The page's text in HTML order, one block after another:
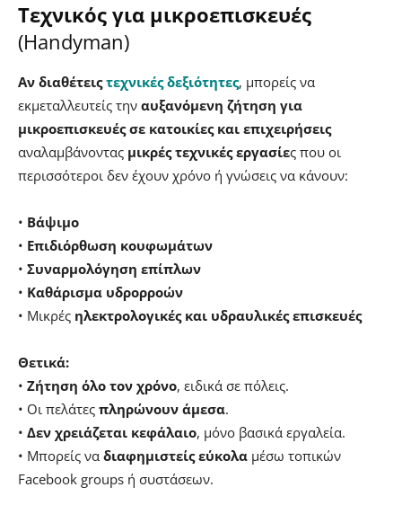
Τεχνικός για μικροεπισκευές
(Handyman)
Αν διαθέτειςτεχνικές δεξιότητες, μπορείς να
εκμεταλλευτείς την αυξανόμενη ζήτηση για
μικροεπισκευές σε κατοικίες και επιχειρήσεις
αναλαμβάνοντας μικρές τεχνικές εργασίες που οι
περισσότεροι δεν έχουν χρόνο ή γνώσεις να κάνουν:
• Βάψιμο
• Επιδιόρθωση κουφωμάτων
• Συναρμολόγηση επίπλων
• Καθάρισμα υδρορροών
• Μικρές ηλεκτρολογικές και υδραυλικές επισκευές
Θετικά:
• Ζήτηση όλο τον χρόνο, ειδικά σε πόλεις.
• Οι πελάτες πληρώνουν άμεσα.
• Δεν χρειάζεται κεφάλαιο, μόνο βασικά εργαλεία.
• Μπορείς να διαφημιστείς εύκολα μέσω τοπικών
Facebook groups ή συστάσεων.